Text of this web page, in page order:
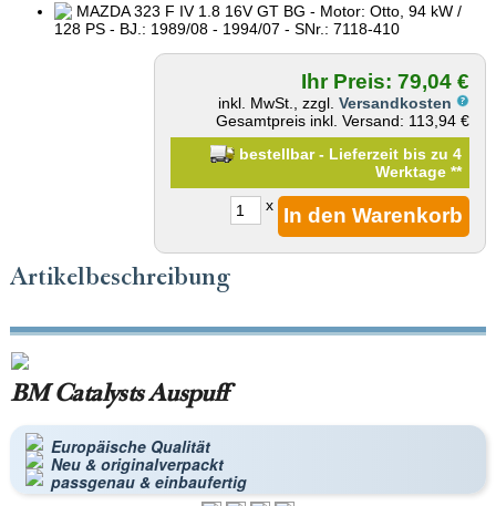
MAZDA 323 F IV 1.8 16V GT BG - Motor: Otto, 94 kW /
128 PS - BJ.: 1989/08 - 1994/07 - SNr.: 7118-410
Ihr Preis: 79,04 €
inkl. MwSt., zzgl.Versandkosten
Gesamtpreis inkl. Versand: 113,94 €
bestellbar - Lieferzeit bis zu 4
Werktage**
x
Artikelbeschreibung
BM Catalysts Auspuff
Europäische Qualität
Neu & originalverpackt
passgenau & einbaufertig